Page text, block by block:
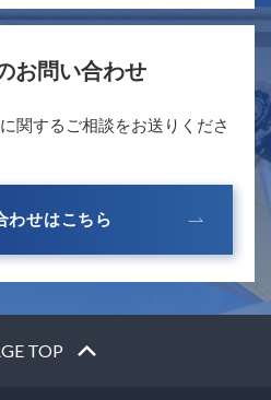
お問い合わせ
関するご相談をお送りくださ
わせはこちら
TOP